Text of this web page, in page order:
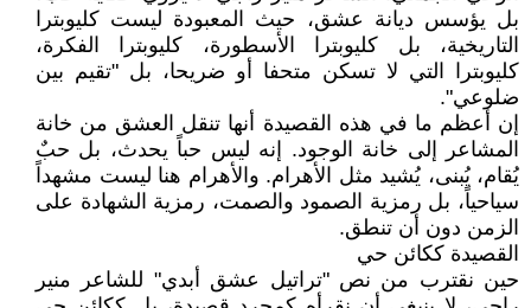
بل يؤسس ديانة عشق، حيث المعبودة ليست كليوبترا
التاريخية، بل كليوبترا الأسطورة، كليوبترا الفكرة،
كليوبترا التي لا تسكن متحفا أو ضريحا، بل "تقيم بين
ضلوعي".
إن أعظم ما في هذه القصيدة أنها تنقل العشق من خانة
المشاعر إلى خانة الوجود. إنه ليس حباً يحدث، بل حبٌ
يُقام، يُبنى، يُشيد مثل الأهرام. والأهرام هنا ليست مشهداً
سياحياً، بل رمزية الصمود والصمت، رمزية الشهادة على
الزمن دون أن تنطق.
القصيدة ككائن حي
حين نقترب من نص "تراتيل عشق أبدي" للشاعر منير